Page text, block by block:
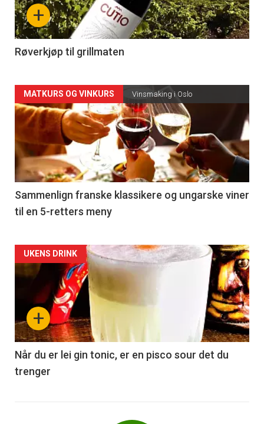
-
4
+
Røverkjøp til grillmaten
Forsiden
akkurat
nå
-
5
MATKURS OG VINKURS Vinsmaking i Oslo
Sammenlign franske klassikere og ungarske viner
til en 5-retters meny
Forsiden
akkurat
nå
-
6
+
UKENS DRINK
Når du er lei gin tonic, er en pisco sour det du
trenger